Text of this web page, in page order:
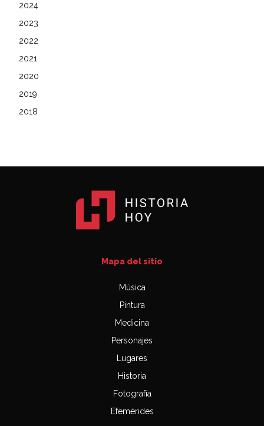
2024
2023
2022
2021
2020
2019
2018
Mapa del sitio
Música
Pintura
Medicina
Personajes
Lugares
Historia
Fotografía
Efemérides